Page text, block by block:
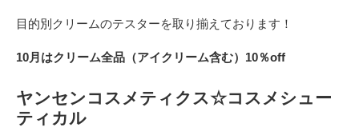
目的別クリームのテスターを取り揃えております！
10月はクリーム全品（アイクリーム含む）10％off
ヤンセンコスメティクス☆コスメシュー
ティカル